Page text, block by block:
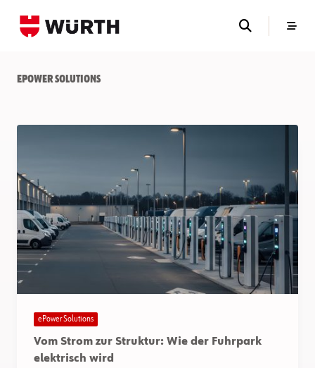
EPower Solutions
ePower Solutions
Vom Strom zur Struktur: Wie der Fuhrpark
elektrisch wird